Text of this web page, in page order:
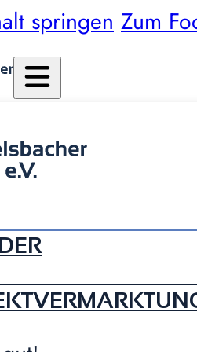
springen Zum